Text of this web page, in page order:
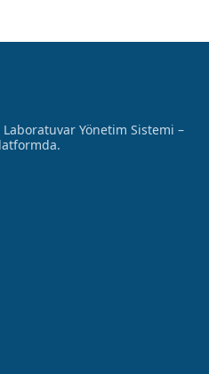
Yönetim Sistemi –